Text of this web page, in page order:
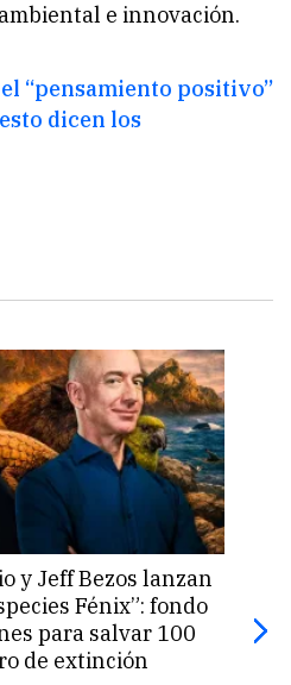
e innovación.
“pensamiento positivo”
dicen los
y Jeff Bezos lanzan
Fénix”: fondo
para salvar 100
de extinción